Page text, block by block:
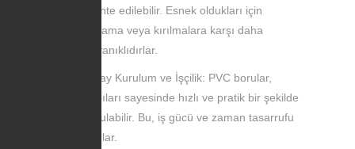
monte edilebilir. Esnek oldukları için
çatlama veya kırılmalara karşı daha
dayanıklıdırlar.
Kolay Kurulum ve İşçilik: PVC borular,
yapıları sayesinde hızlı ve pratik bir şekilde
kurulabilir. Bu, iş gücü ve zaman tasarrufu
sağlar.